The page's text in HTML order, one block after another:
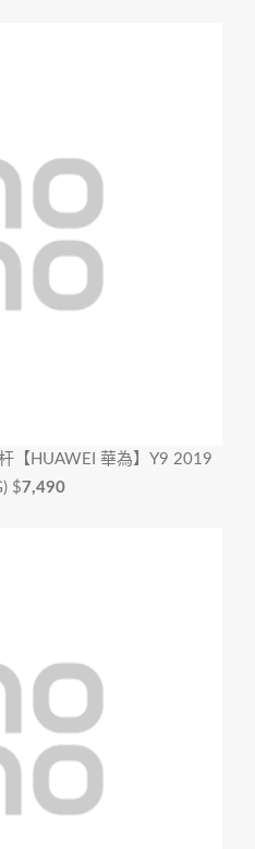
【HUAWEI 華為】Y9 2019
$7,490